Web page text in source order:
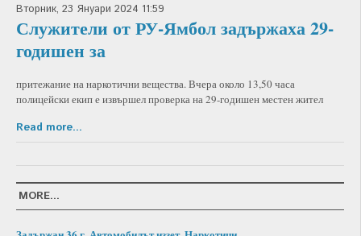
Вторник, 23 Януари 2024 11:59
Служители от РУ-Ямбол задържаха 29-
годишен за
притежание на наркотични вещества. Вчера около 13,50 часа
полицейски екип е извършел проверка на 29-годишен местен жител
Read more...
MORE...